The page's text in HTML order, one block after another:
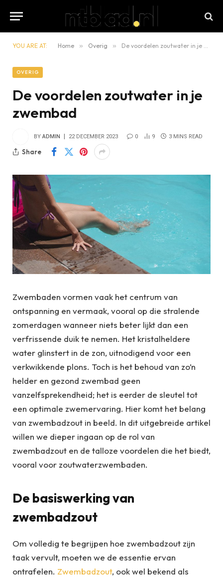
YOU ARE AT: Home » Overig » De voordelen zoutwater in je zwembad
OVERIG
De voordelen zoutwater in je
zwembad
BY ADMIN 22 DECEMBER 2023 0 9 3 MINS READ
Share
Zwembaden vormen vaak het centrum van
ontspanning en vermaak, vooral op die stralende
zomerdagen wanneer niets beter lijkt dan een
verfrissende duik te nemen. Het kristalheldere
water glinstert in de zon, uitnodigend voor een
verkwikkende plons. Toch is het behoud van zo’n
helder en gezond zwembad geen
vanzelfsprekendheid; het is eerder de sleutel tot
een optimale zwemervaring. Hier komt het belang
van zwembadzout in beeld. In dit uitgebreide artikel
willen we dieper ingaan op de rol van
zwembadzout en de talloze voordelen die het biedt,
vooral voor zoutwaterzwembaden.
De basiswerking van
zwembadzout
Om volledig te begrijpen hoe zwembadzout zijn
taak vervult, moeten we de essentie ervan
ontrafelen. Zwembadzout, ook wel bekend als